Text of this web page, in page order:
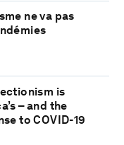
ne va pas
is
– and the
to COVID-19